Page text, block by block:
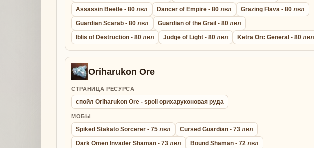
Assassin Beetle - 80 лвл
Dancer of Empire - 80 лвл
Grazing Flava - 80 лвл
Guardian Scarab - 80 лвл
Guardian of the Grail - 80 лвл
Iblis of Destruction - 80 лвл
Judge of Light - 80 лвл Ketra Orc General - 80 лвл
Oriharukon Ore
СТРАНИЦА РЕСУРСА
спойл Oriharukon Ore - spoil орихаруконовая руда
МОБЫ
Spiked Stakato Sorcerer - 75 лвл
Cursed Guardian - 73 лвл
Dark Omen Invader Shaman - 73 лвл
Bound Shaman - 72 лвл